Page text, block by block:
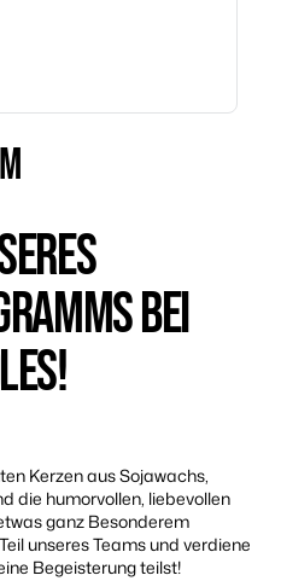
BEI
Kerzen aus Sojawachs,
die humorvollen, liebevollen
ganz Besonderem
unseres Teams und verdiene
Begeisterung teilst!